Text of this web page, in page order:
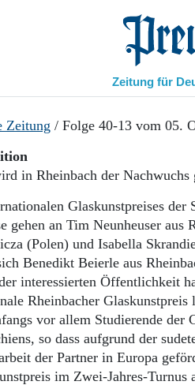
Preußische
Zeitung für
Zeitung / Folge 40-13 vom 05.
in Rheinbach der Nachwuchs
Glaskunstpreises der
gehen an Tim Neunheuser aus
(Polen) und Isabella
Benedikt Beierle aus
interessierten Öffentlichkeit
Rheinbacher Glaskunstpreis
vor allem Studierende der
so dass aufgrund der
der Partner in Europa
im Zwei-Jahres-Turnus